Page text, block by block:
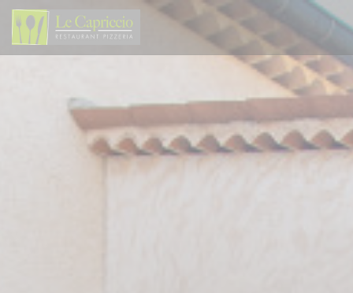
Personalizing your cookie choices